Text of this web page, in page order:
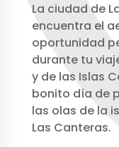
La ciudad de
encuentra el
oportunidad
durante tu
y de las Islas
bonito día de
las olas de la
Las Canteras.